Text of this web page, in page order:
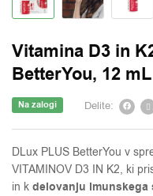
Vitamina D3 in
BetterYou, 12 mL
Delite:
Na zalogi
DLux PLUS BetterYou v
VITAMINOV D3 IN K2, ki
in k delovanju imunskega